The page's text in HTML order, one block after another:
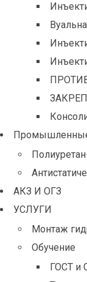
АКЗ И ОГЗ
УСЛУГИ
Монтаж
Обучение
ГОСТ